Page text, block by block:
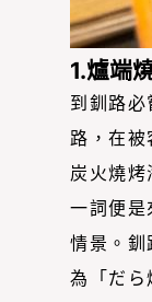
1.爐端
到釧路必
路，在
炭火燒烤
一詞便是
情景。釧
為「だら